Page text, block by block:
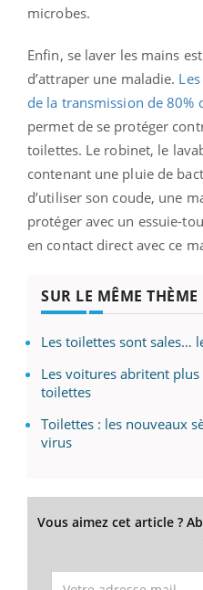
microbes.
Enfin, se laver les mains
d’attraper une maladie.
de la transmission de 80%
permet de se protéger
toilettes. Le robinet, le
contenant une pluie de
d’utiliser son coude, une
protéger avec un essuie-
en contact direct avec ce
SUR LE MÊME THÈME
Les toilettes sont sales…
Les voitures abritent
toilettes
Toilettes : les nouveaux
virus
Vous aimez cet article ?